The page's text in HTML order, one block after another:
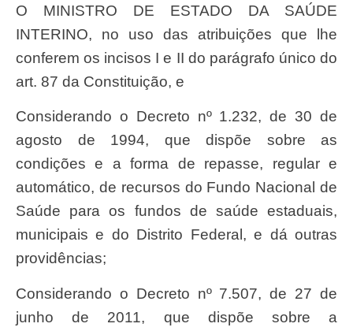
O MINISTRO DE ESTADO DA SAÚDE
INTERINO, no uso das atribuições que lhe
conferem os incisos I e II do parágrafo único do
art. 87 da Constituição, e
Considerando o Decreto nº 1.232, de 30 de
agosto de 1994, que dispõe sobre as
condições e a forma de repasse, regular e
automático, de recursos do Fundo Nacional de
Saúde para os fundos de saúde estaduais,
municipais e do Distrito Federal, e dá outras
providências;
Considerando o Decreto nº 7.507, de 27 de
junho de 2011, que dispõe sobre a